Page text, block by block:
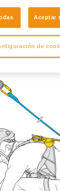
40
con
Aceptar
de